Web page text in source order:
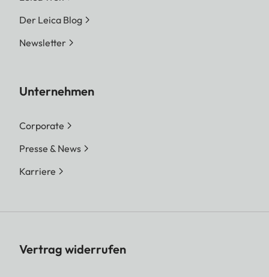
Der Leica Blog
Newsletter
Unternehmen
Corporate
Presse & News
Karriere
Vertrag widerrufen